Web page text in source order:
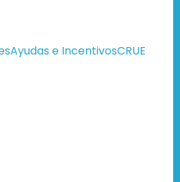
Ayudas e IncentivosCRUE